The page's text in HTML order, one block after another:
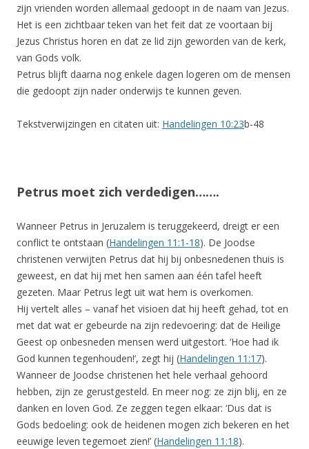
zijn vrienden worden allemaal gedoopt in de naam van Jezus.
Het is een zichtbaar teken van het feit dat ze voortaan bij
Jezus Christus horen en dat ze lid zijn geworden van de kerk,
van Gods volk.
Petrus blijft daarna nog enkele dagen logeren om de mensen
die gedoopt zijn nader onderwijs te kunnen geven.
Tekstverwijzingen en citaten uit: Handelingen 10:23b-48
Petrus moet zich verdedigen…….
Wanneer Petrus in Jeruzalem is teruggekeerd, dreigt er een
conflict te ontstaan (Handelingen 11:1-18). De Joodse
christenen verwijten Petrus dat hij bij onbesnedenen thuis is
geweest, en dat hij met hen samen aan één tafel heeft
gezeten. Maar Petrus legt uit wat hem is overkomen.
Hij vertelt alles – vanaf het visioen dat hij heeft gehad, tot en
met dat wat er gebeurde na zijn redevoering: dat de Heilige
Geest op onbesneden mensen werd uitgestort. ‘Hoe had ik
God kunnen tegenhouden!’, zegt hij (Handelingen 11:17).
Wanneer de Joodse christenen het hele verhaal gehoord
hebben, zijn ze gerustgesteld. En meer nog: ze zijn blij, en ze
danken en loven God. Ze zeggen tegen elkaar: ‘Dus dat is
Gods bedoeling: ook de heidenen mogen zich bekeren en het
eeuwige leven tegemoet zien!’ (Handelingen 11:18).